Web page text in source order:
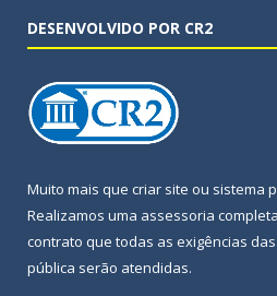
DESENVOLVIDO POR CR2
Muito mais que criar site ou sistema
Realizamos uma assessoria
contrato que todas as exigências das
pública serão atendidas.